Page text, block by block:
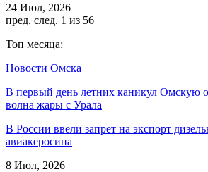
24 Июл, 2026
пред. след. 1 из 56
Топ месяца:
Новости Омска
В первый день летних каникул Омскую
волна жары с Урала
В России ввели запрет на экспорт
авиакеросина
8 Июл, 2026